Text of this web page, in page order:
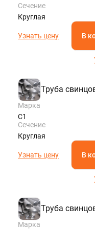
Сечение
Круглая
Узнать цену В
Труба
Марка
С1
Сечение
Круглая
Узнать цену В
Труба
Марка